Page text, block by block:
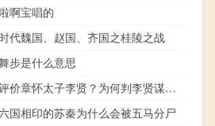
啊宝唱的
代魏国、赵国、齐国之桂陵之战
步是什么意思
如何评价章怀太子李贤？为何判李贤谋逆罪？
国相印的苏秦为什么会被五马分尸